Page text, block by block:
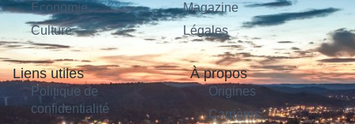
Économie
Culture
Magazine
Légales
Liens utiles
Politique de
confidentialité
À propos
Origines
Carrières